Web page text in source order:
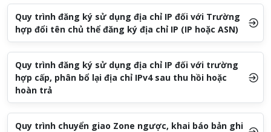
Quy trình đăng ký sử dụng địa chỉ IP đối với Trường
hợp đổi tên chủ thể đăng ký địa chỉ IP (IP hoặc ASN)
Quy trình đăng ký sử dụng địa chỉ IP đối với trường
hợp cấp, phân bổ lại địa chỉ IPv4 sau thu hồi hoặc
hoàn trả
Quy trình chuyển giao Zone ngược, khai báo bản ghi